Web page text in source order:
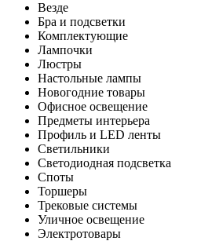
Везде
Бра и подсветки
Комплектующие
Лампочки
Люстры
Настольные лампы
Новогодние товары
Офисное освещение
Предметы интерьера
Профиль и LED ленты
Светильники
Светодиодная подсветка
Споты
Торшеры
Трековые системы
Уличное освещение
Электротовары